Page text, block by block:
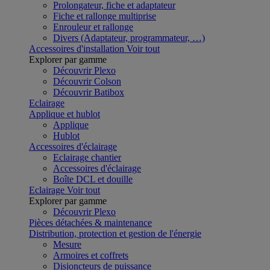
Prolongateur, fiche et adaptateur
Fiche et rallonge multiprise
Enrouleur et rallonge
Divers (Adaptateur, programmateur, …)
Accessoires d'installation Voir tout
Explorer par gamme
Découvrir Plexo
Découvrir Colson
Découvrir Batibox
Eclairage
Applique et hublot
Applique
Hublot
Accessoires d'éclairage
Eclairage chantier
Accessoires d'éclairage
Boîte DCL et douille
Eclairage Voir tout
Explorer par gamme
Découvrir Plexo
Pièces détachées & maintenance
Distribution, protection et gestion de l'énergie
Mesure
Armoires et coffrets
Disjoncteurs de puissance